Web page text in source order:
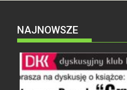
NAJNOWSZE